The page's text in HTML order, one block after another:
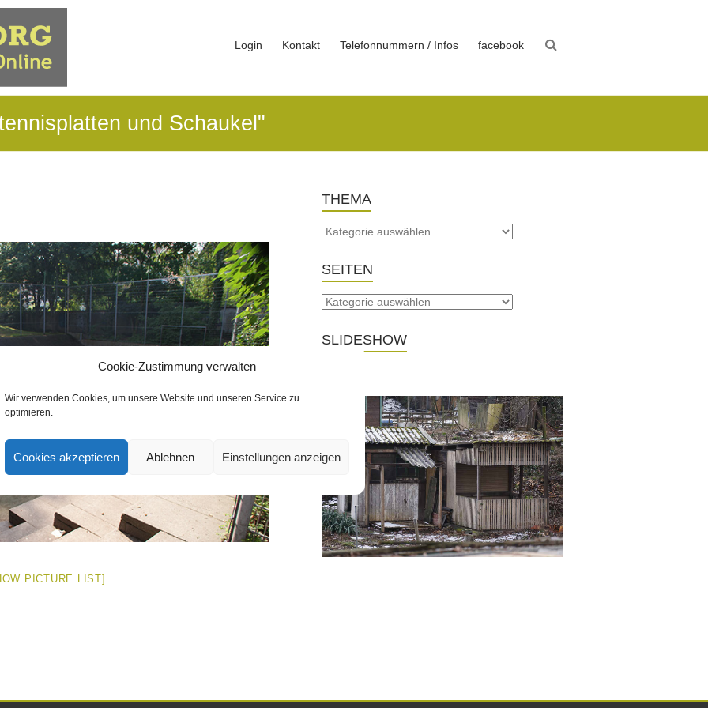
Cookie-Zustimmung verwalten
Wir verwenden Cookies, um unsere Website und unseren Service zu
optimieren.
Cookies akzeptieren Ablehnen Einstellungen anzeigen
Login Kontakt Telefonnummern / Infos facebook
und Schaukel"
PICTURE LIST]
THEMA
SEITEN
SLIDESHOW